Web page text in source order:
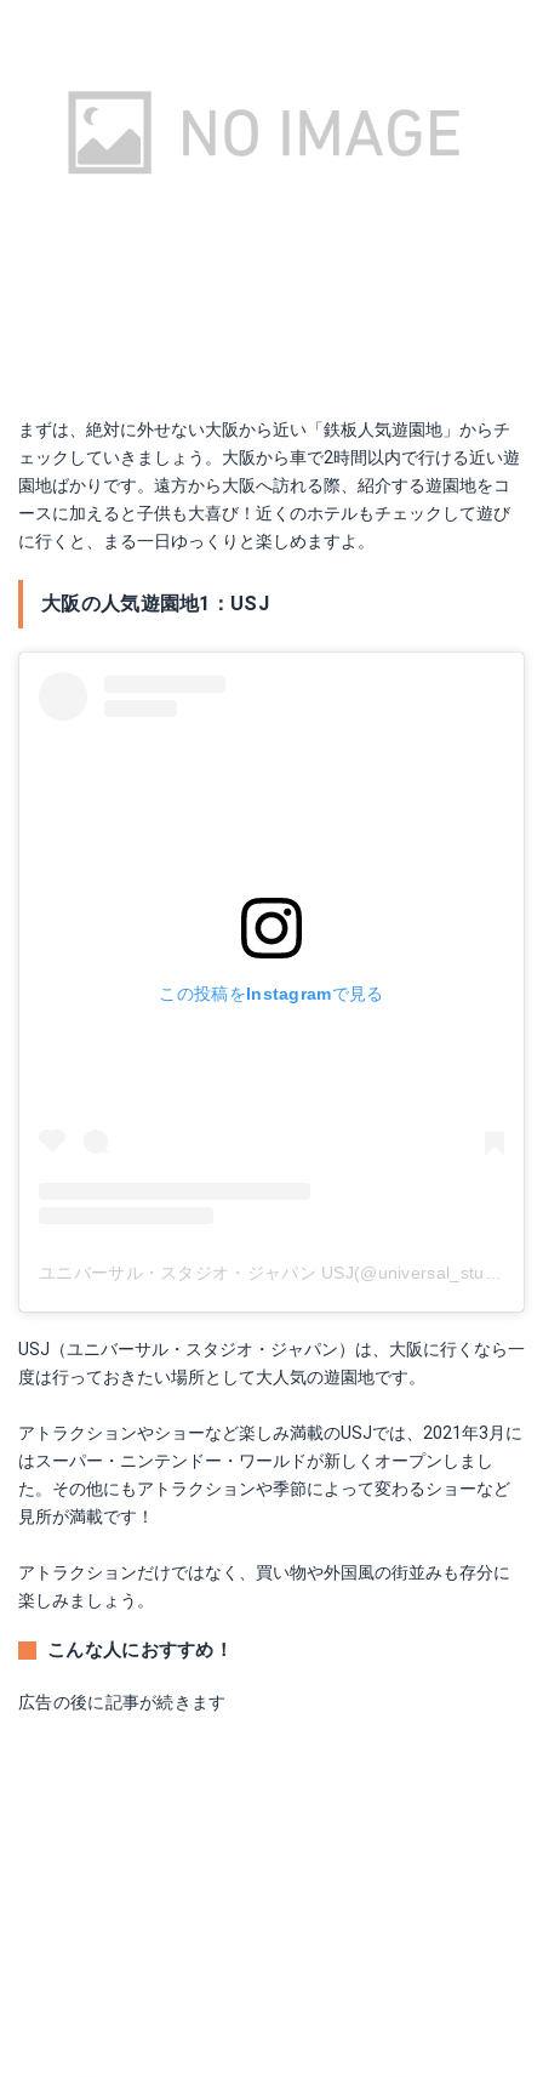
まずは、絶対に外せない大阪から近い「鉄板人気遊園地」からチ
ェックしていきましょう。大阪から車で2時間以内で行ける近い遊
園地ばかりです。遠方から大阪へ訪れる際、紹介する遊園地をコ
ースに加えると子供も大喜び！近くのホテルもチェックして遊び
に行くと、まる一日ゆっくりと楽しめますよ。
大阪の人気遊園地1：USJ
この投稿をInstagramで見る
ユニバーサル・スタジオ・ジャパン USJ(@universal_studios_japan)がシェアした投稿
USJ（ユニバーサル・スタジオ・ジャパン）は、大阪に行くなら一
度は行っておきたい場所として大人気の遊園地です。
アトラクションやショーなど楽しみ満載のUSJでは、2021年3月に
はスーパー・ニンテンドー・ワールドが新しくオープンしまし
た。その他にもアトラクションや季節によって変わるショーなど
見所が満載です！
アトラクションだけではなく、買い物や外国風の街並みも存分に
楽しみましょう。
こんな人におすすめ！
広告の後に記事が続きます